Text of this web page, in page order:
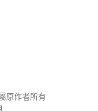
原作者所有